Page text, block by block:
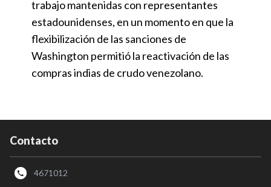
trabajo mantenidas con representantes
estadounidenses, en un momento en que la
flexibilización de las sanciones de
Washington permitió la reactivación de las
compras indias de crudo venezolano.
Contacto
4671012